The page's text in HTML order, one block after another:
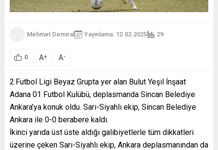
Mehmet Demiral Yayınlama: 12.02.2025 29
0 A+ A-
2.Futbol Ligi Beyaz Grupta yer alan Bulut Yeşil İnşaat
Adana 01 Futbol Kulübü, deplasmanda Sincan Belediye
Ankara’ya konuk oldu. Sarı-Siyahlı ekip, Sincan Belediye
Ankara ile 0-0 berabere kaldı.
İkinci yarıda üst üste aldığı galibiyetlerle tüm dikkatleri
üzerine çeken Sarı-Siyahlı ekip, Ankara deplasmanından da